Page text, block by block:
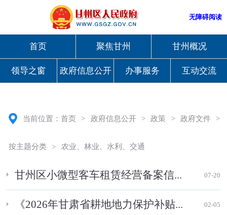
无障碍阅读
首页 聚焦甘州 甘州概况
领导之窗 政府信息公开 办事服务 互动交流
当前位置：首页 > 政府信息公开 > 政策 > 政府文件 >
按主题分类 > 农业、林业、水利、交通
甘州区小微型客车租赁经营备案信... 07-20
《2026年甘肃省耕地地力保护补贴... 02-05